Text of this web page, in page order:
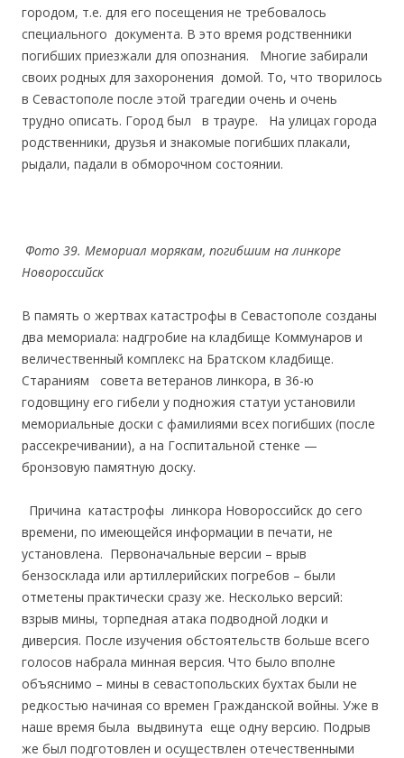
городом, т.е. для его посещения не требовалось
специального документа. В это время родственники
погибших приезжали для опознания. Многие забирали
своих родных для захоронения домой. То, что творилось
в Севастополе после этой трагедии очень и очень
трудно описать. Город был в трауре. На улицах города
родственники, друзья и знакомые погибших плакали,
рыдали, падали в обморочном состоянии.
Фото 39. Мемориал морякам, погибшим на линкоре
Новороссийск
В память о жертвах катастрофы в Севастополе созданы
два мемориала: надгробие на кладбище Коммунаров и
величественный комплекс на Братском кладбище.
Стараниям coвета ветеранов линкора, в 36-ю
годовщину его гибели у подножия статуи установили
мемориальные доски с фамилиями всех погибших (после
рассекречивании), а на Госпитальной стенке —
бронзовую памятную доску.
Причина катастрофы линкора Новороссийск до сего
времени, по имеющейся информации в печати, не
установлена. Первоначальные версии – врыв
бензосклада или артиллерийских погребов – были
отметены практически сразу же. Несколько версий:
взрыв мины, торпедная атака подводной лодки и
диверсия. После изучения обстоятельств больше всего
голосов набрала минная версия. Что было вполне
объяснимо – мины в севастопольских бухтах были не
редкостью начиная со времен Гражданской войны. Уже в
наше время была выдвинута еще одну версию. Подрыв
же был подготовлен и осуществлен отечественными